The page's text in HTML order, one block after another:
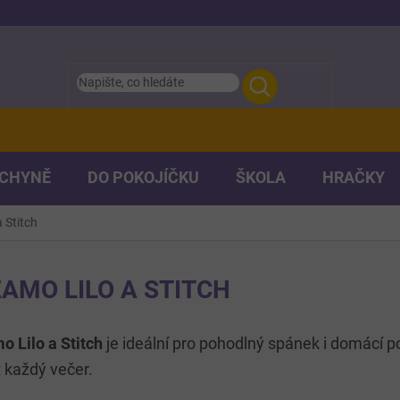
DO POKOJÍČKU ŠKOLA HRAČKY
Stitch
LILO A STITCH
Lilo a Stitch je ideální pro pohodlný spánek i domácí
večer.